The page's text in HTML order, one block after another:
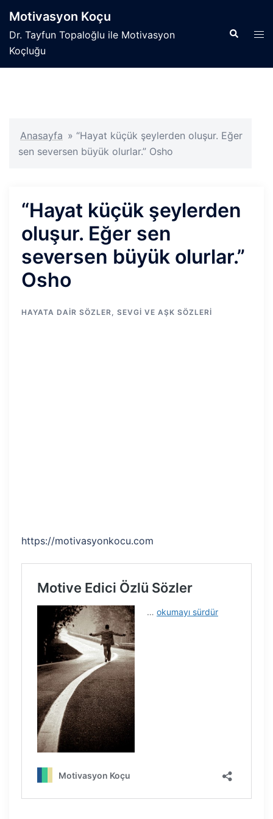
atlaMotivasyon Koçu
Dr. Tayfun Topaloğlu ile Motivasyon
Koçluğu
Search
Anasayfa » “Hayat küçük şeylerden oluşur. Eğer
sen seversen büyük olurlar.” Osho
“Hayat küçük şeylerden
oluşur. Eğer sen
seversen büyük olurlar.”
Osho
HAYATA DAIR SÖZLER, SEVGI VE AŞK SÖZLERI
https://motivasyonkocu.com